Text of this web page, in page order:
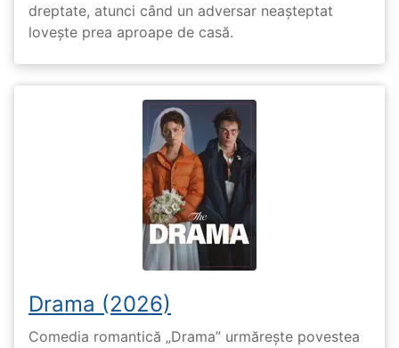
dreptate, atunci când un adversar neașteptat
lovește prea aproape de casă.
Drama (2026)
Comedia romantică „Drama” urmărește povestea